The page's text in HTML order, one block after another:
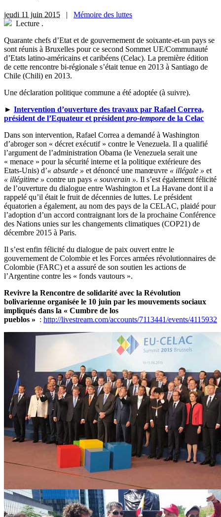
jeudi 11 juin 2015 | Mémoire des luttes
Lecture .
Quarante chefs d’Etat et de gouvernement de soixante-et-un pays se
sont réunis à Bruxelles pour ce second Sommet UE/Communauté
d’Etats latino-américains et caribéens (Celac). La première édition
de cette rencontre bi-régionale s’était tenue en 2013 à Santiago de
Chile (Chili) en 2013.
Une déclaration politique commune a été adoptée (à suivre).
► Intervention d’ouverture des travaux par Rafael Correa,
président de l’Equateur et président pro-tempore de la Celac
Dans son intervention, Rafael Correa a demandé à Washington
d’abroger son « décret exécutif » contre le Venezuela. Il a qualifié
l’argument de l’administration Obama (le Venezuela serait une
« menace » pour la sécurité interne et la politique extérieure des
Etats-Unis) d’« absurde » et dénoncé une manœuvre « illégale » et
« illégitime » contre un pays « souverain ». Il s’est également félicité
de l’ouverture du dialogue entre Washington et La Havane dont il a
rappelé qu’il était le fruit de décennies de luttes. Le président
équatorien a également, au nom des pays de la CELAC, plaidé pour
l’adoption d’un accord contraignant lors de la prochaine Conférence
des Nations unies sur les changements climatiques (COP21) de
décembre 2015 à Paris.
Il s’est enfin félicité du dialogue de paix ouvert entre le
gouvernement de Colombie et les Forces armées révolutionnaires de
Colombie (FARC) et a assuré de son soutien les actions de
l’Argentine contre les « fonds vautours ».
Revivre la Rencontre de solidarité avec la Révolution
bolivarienne organisée le 10 juin par les mouvements sociaux
impliqués dans la « Cumbre de los
pueblos » : http://livestream.com/accounts/7113441/events/4115932